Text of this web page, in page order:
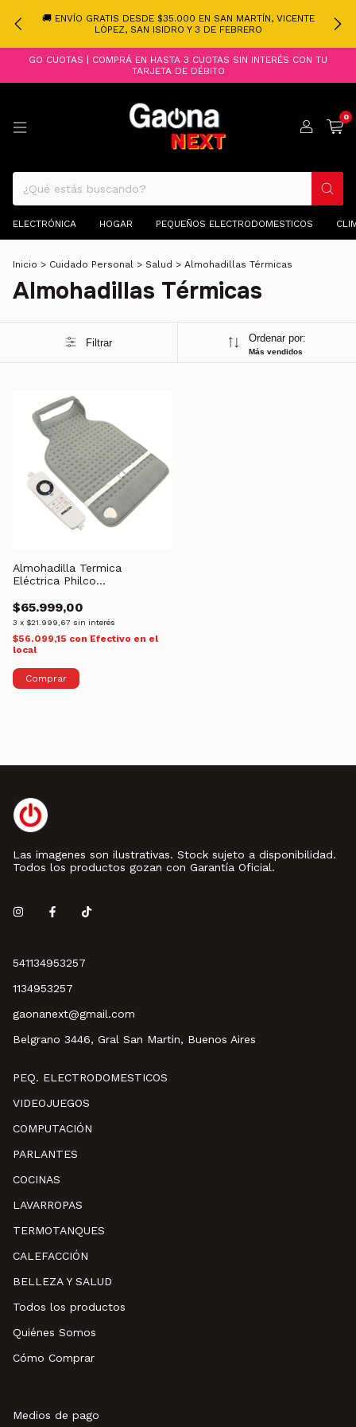
🚚 ENVÍO GRATIS DESDE $35.000 EN SAN MARTÍN, VICENTE
LÓPEZ, SAN ISIDRO Y 3 DE FEBRERO
GO CUOTAS | COMPRÁ EN HASTA 3 CUOTAS SIN INTERÉS CON TU
TARJETA DE DÉBITO
0
ELECTRÓNICA HOGAR PEQUEÑOS ELECTRODOMESTICOS
Inicio > Cuidado Personal > Salud > Almohadillas Térmicas
Almohadillas Térmicas
Filtrar Ordenar por:
Más vendidos
Almohadilla Termica
Eléctrica Philco
$65.999,00
3 x $21.999,67 sin interés
$56.099,15 con Efectivo en el
local
Las imagenes son ilustrativas. Stock sujeto a disponibilidad.
Todos los productos gozan con Garantía Oficial.
541134953257
1134953257
gaonanext@gmail.com
Belgrano 3446, Gral San Martin, Buenos Aires
PEQ. ELECTRODOMESTICOS
VIDEOJUEGOS
COMPUTACIÓN
PARLANTES
COCINAS
LAVARROPAS
TERMOTANQUES
CALEFACCIÓN
BELLEZA Y SALUD
Todos los productos
Quiénes Somos
Cómo Comprar
Medios de pago